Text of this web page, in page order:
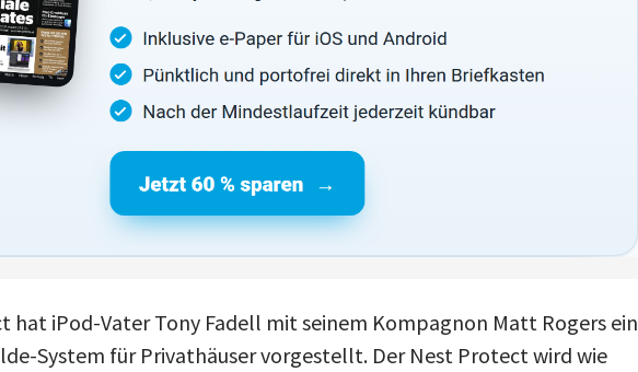
hat iPod-Vater Tony Fadell mit seinem Kompagnon Matt Rogers ein
System für Privathäuser vorgestellt. Der Nest Protect wird wie